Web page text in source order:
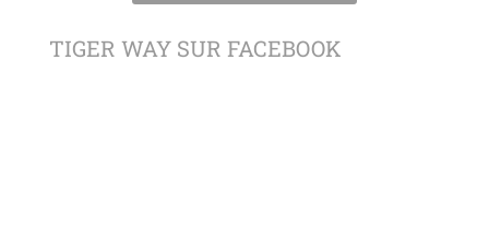
TIGER WAY SUR FACEBOOK